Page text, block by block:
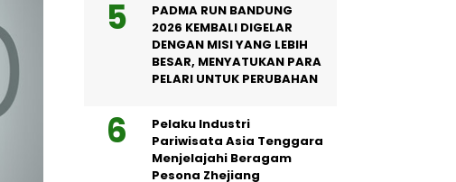
PADMA RUN BANDUNG
2026 KEMBALI DIGELAR
DENGAN MISI YANG LEBIH
BESAR, MENYATUKAN PARA
PELARI UNTUK PERUBAHAN
Pelaku Industri
Pariwisata Asia Tenggara
Menjelajahi Beragam
Pesona Zhejiang